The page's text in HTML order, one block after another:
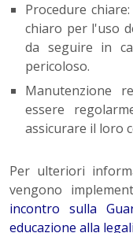
Procedure
chiaro per l'uso
da seguire in
pericoloso.
Manutenzione
essere
assicurare il loro
Per ulteriori
vengono
incontro sulla
educazione alla